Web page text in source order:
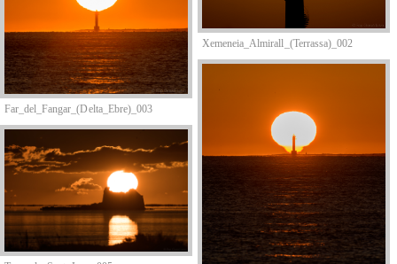
Xemeneia_Almirall_(Terrassa)_002
Far_del_Fangar_(Delta_Ebre)_003